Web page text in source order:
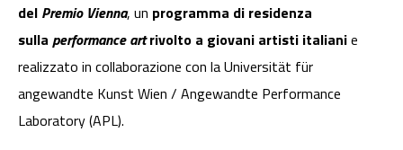
del Premio Vienna, un programma di residenza
sulla performance art rivolto a giovani artisti italianie
realizzato in collaborazione con la Universität für
angewandte Kunst Wien / Angewandte Performance
Laboratory (APL).